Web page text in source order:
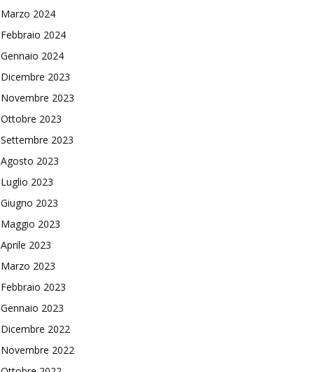
Marzo 2024
Febbraio 2024
Gennaio 2024
Dicembre 2023
Novembre 2023
Ottobre 2023
Settembre 2023
Agosto 2023
Luglio 2023
Giugno 2023
Maggio 2023
Aprile 2023
Marzo 2023
Febbraio 2023
Gennaio 2023
Dicembre 2022
Novembre 2022